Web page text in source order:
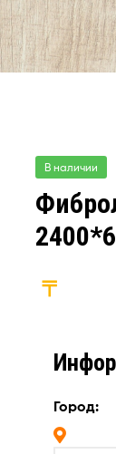
В наличии
Город: